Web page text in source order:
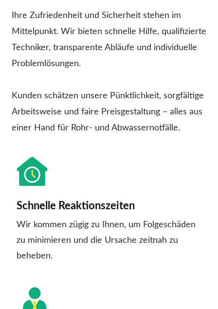
Ihre Zufriedenheit und Sicherheit stehen im
Mittelpunkt. Wir bieten schnelle Hilfe, qualifizierte
Techniker, transparente Abläufe und individuelle
Problemlösungen.
Kunden schätzen unsere Pünktlichkeit, sorgfältige
Arbeitsweise und faire Preisgestaltung – alles aus
einer Hand für Rohr- und Abwassernotfälle.
Schnelle Reaktionszeiten
Wir kommen zügig zu Ihnen, um Folgeschäden
zu minimieren und die Ursache zeitnah zu
beheben.